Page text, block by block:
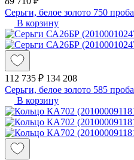
Серьги, белое золото 750 проба
В корзину
112 735 ₽ 134 208
Серьги, белое золото 585 проба
В корзину